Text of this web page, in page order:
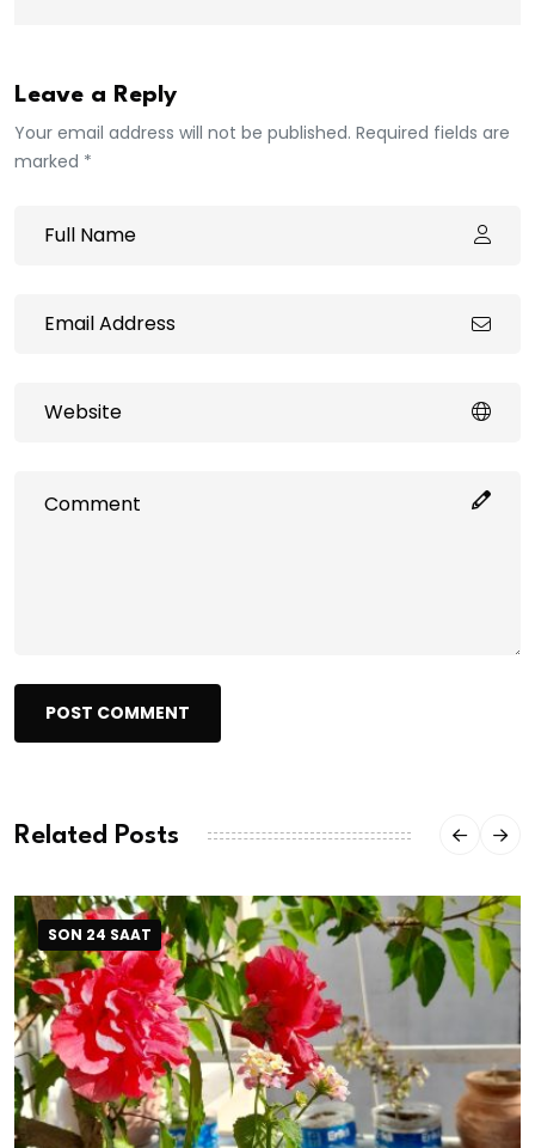
Leave a Reply
Your email address will not be published. Required fields are
marked *
POST COMMENT
Related Posts
SON 24 SAAT